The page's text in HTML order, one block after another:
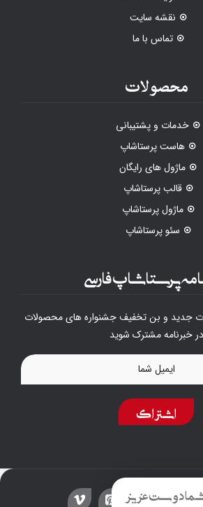
نقشه سایت
تماس با ما
محصولات
خدمات و پشتیبانی
هاست پرستاشاپ
ماژول های رایگان
قالب پرستاشاپ
ماژول پرستاشاپ
سئو پرستاشاپ
پرستاشاپ فارسی
جدید و بن تخفیف جشنواره های محصولات
در خبرنامه مشترک شوید
اشتراک
دوست عزیز